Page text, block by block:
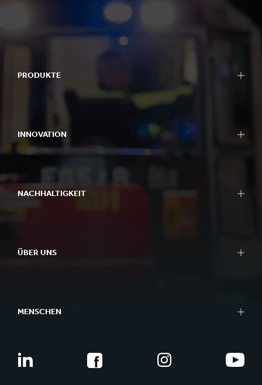
PRODUKTE
INNOVATION
NACHHALTIGKEIT
ÜBER UNS
MENSCHEN